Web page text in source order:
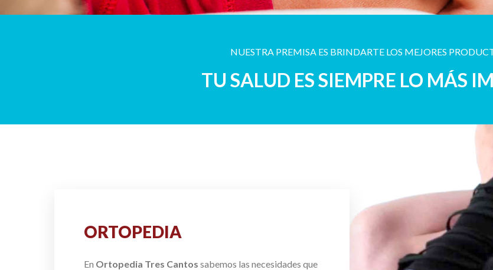
NUESTRA PREMISA ES BRINDARTE LOS MEJORES
TU SALUD ES SIEMPRE LO MÁS
ORTOPEDIA
En Ortopedia Tres Cantos sabemos las necesidades que